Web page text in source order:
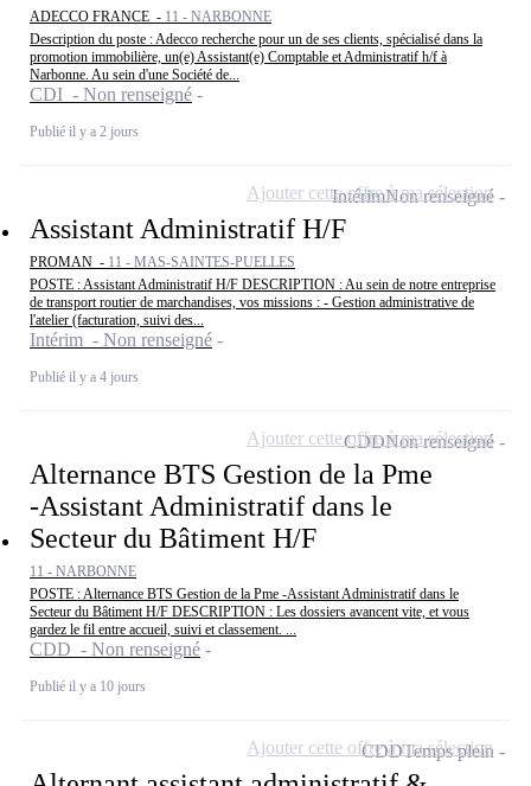
ADECCO FRANCE - 11 - NARBONNE
Description du poste : Adecco recherche pour un de ses clients, spécialisé dans la
promotion immobilière, un(e) Assistant(e) Comptable et Administratif h/f à
Narbonne. Au sein d'une Société de...
CDI - Non renseigné
Publié il y a 2 jours
Assistant Administratif H/F
PROMAN - 11 - MAS-SAINTES-PUELLES
POSTE : Assistant Administratif H/F DESCRIPTION : Au sein de notre entreprise
de transport routier de marchandises, vos missions : - Gestion administrative de
l'atelier (facturation, suivi des...
Intérim - Non renseigné
Publié il y a 4 jours
IntérimNon renseigné
Ajouter cette offre à ma sélection
Alternance BTS Gestion de la Pme
-Assistant Administratif dans le
Secteur du Bâtiment H/F
11 - NARBONNE
POSTE : Alternance BTS Gestion de la Pme -Assistant Administratif dans le
Secteur du Bâtiment H/F DESCRIPTION : Les dossiers avancent vite, et vous
gardez le fil entre accueil, suivi et classement. ...
CDD - Non renseigné
Publié il y a 10 jours
CDDNon renseigné
Ajouter cette offre à ma sélection
CDDTemps plein
Ajouter cette offre à ma sélection